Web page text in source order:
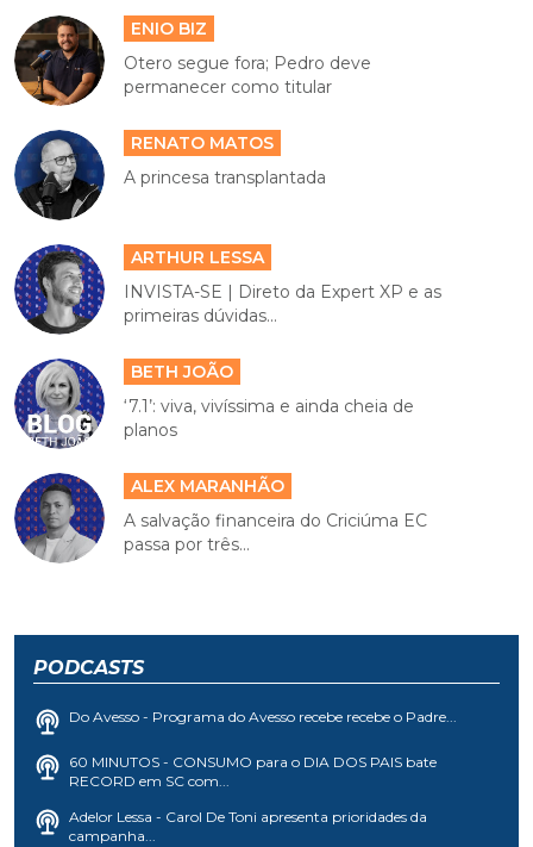
ENIO BIZ
Otero segue fora; Pedro deve
permanecer como titular
RENATO MATOS
A princesa transplantada
ARTHUR LESSA
INVISTA-SE | Direto da Expert XP e as
primeiras dúvidas...
BETH JOÃO
‘7.1’: viva, vivíssima e ainda cheia de
planos
ALEX MARANHÃO
A salvação financeira do Criciúma EC
passa por três...
PODCASTS
Do Avesso - Programa do Avesso recebe recebe o Padre...
60 MINUTOS - CONSUMO para o DIA DOS PAIS bate
RECORD em SC com...
Adelor Lessa - Carol De Toni apresenta prioridades da
campanha...